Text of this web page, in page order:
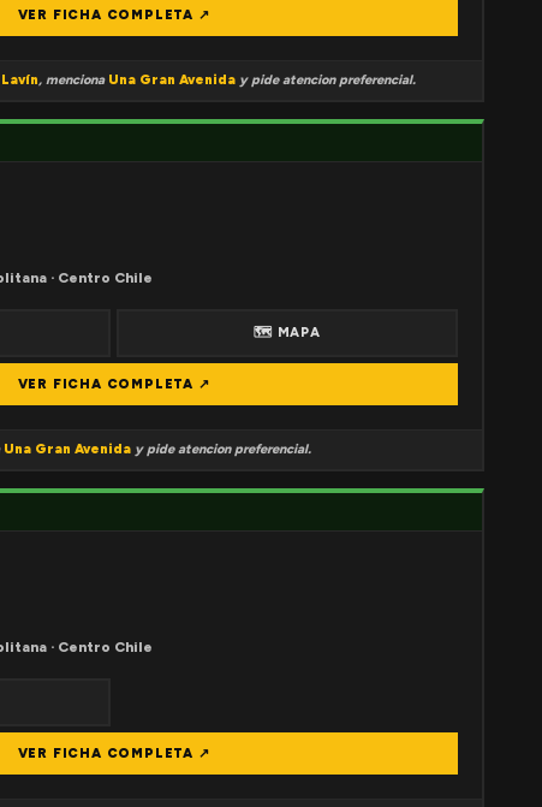
VER FICHA COMPLETA ↗
, menciona Una Gran Avenida y pide atencion preferencial.
· Centro Chile
🗺 MAPA
VER FICHA COMPLETA ↗
Una Gran Avenida y pide atencion preferencial.
· Centro Chile
VER FICHA COMPLETA ↗